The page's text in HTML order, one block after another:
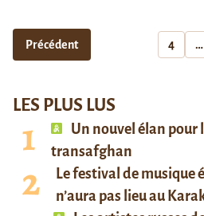
Précédent 4 …
LES PLUS LUS
Un nouvel élan
transafghan
Le festival de musique
n’aura pas lieu au